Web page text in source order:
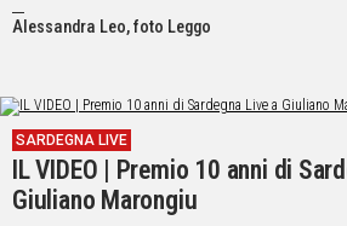
Alessandra Leo, foto Leggo
SARDEGNA LIVE
IL VIDEO | Premio 10 anni di
Giuliano Marongiu